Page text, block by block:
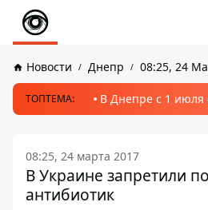
Новости Днепр 08:25, 24
ТОПТЕМА: В Днепре с 1 июля
08:25, 24 марта 2017
В Украине запретили
антибиотик